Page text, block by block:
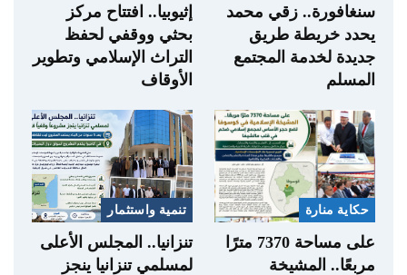
سنغافورة.. زقي محمد
يحدد خريطة طريق
جديدة لخدمة المجتمع
المسلم
إثيوبيا.. افتتاح مركز
بحثي ووقفي لحفظ
التراث الإسلامي وتطوير
الأوقاف
حكاية منارة
على مساحة 7370 مترًا
مربعًا.. المشيخة
تنمية واستثمار
تنزانيا.. المجلس الأعلى
لمسلمي تنزانيا ينجز